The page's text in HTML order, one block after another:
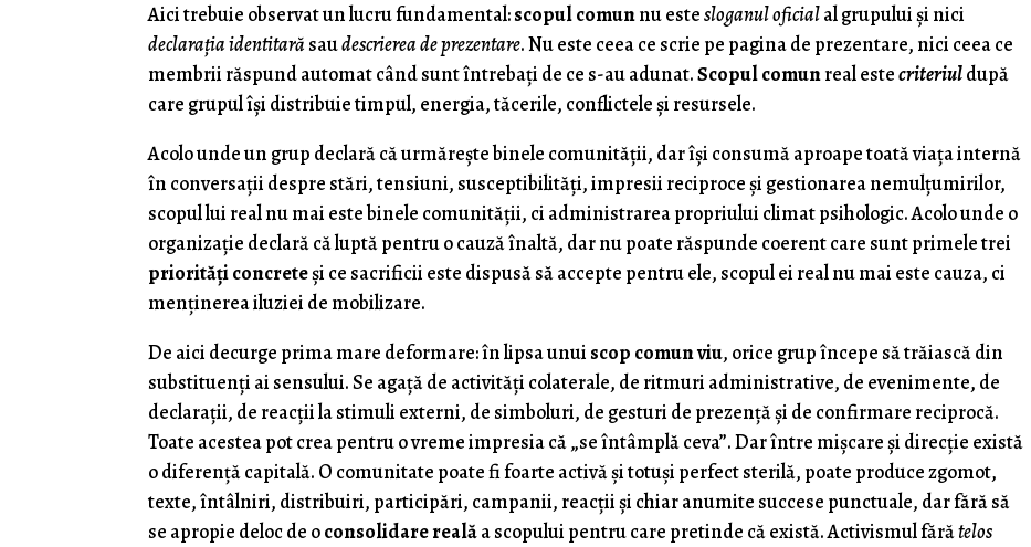
Aici trebuie observat un lucru fundamental:scopul comunnu estesloganul oficialal grupului și nici
declarația identitară saudescrierea de prezentare. Nu este ceea ce scrie pe pagina de prezentare, nici ceea ce
membrii răspund automat când sunt întrebați de ce s-au adunat.Scopul comunreal estecriteriuldupă
care grupul își distribuie timpul, energia, tăcerile, conflictele și resursele.
Acolo unde un grup declară că urmărește binele comunității, dar își consumă aproape toată viața internă
în conversații despre stări, tensiuni, susceptibilități, impresii reciproce și gestionarea nemulțumirilor,
scopul lui real nu mai este binele comunității, ci administrarea propriului climat psihologic. Acolo unde o
organizație declară că luptă pentru o cauză înaltă, dar nu poate răspunde coerent care sunt primele trei
priorități concreteși ce sacrificii este dispusă să accepte pentru ele, scopul ei real nu mai este cauza, ci
menținerea iluziei de mobilizare.
De aici decurge prima mare deformare: în lipsa unui scop comun viu, orice grup începe să trăiască din
substituenți ai sensului. Se agață de activități colaterale, de ritmuri administrative, de evenimente, de
declarații, de reacții la stimuli externi, de simboluri, de gesturi de prezență și de confirmare reciprocă.
Toate acestea pot crea pentru o vreme impresia că „se întâmplă ceva”. Dar între mișcare și direcție există
o diferență capitală. O comunitate poate fi foarte activă și totuși perfect sterilă, poate produce zgomot,
texte, întâlniri, distribuiri, participări, campanii, reacții și chiar anumite succese punctuale, dar fără să
se apropie deloc de oconsolidare realăa scopului pentru care pretinde că există. Activismul fărătelos